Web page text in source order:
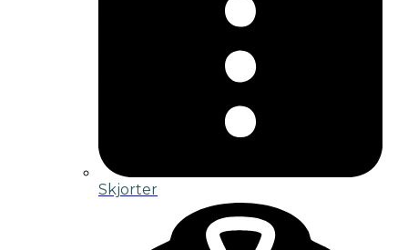
Skjorter